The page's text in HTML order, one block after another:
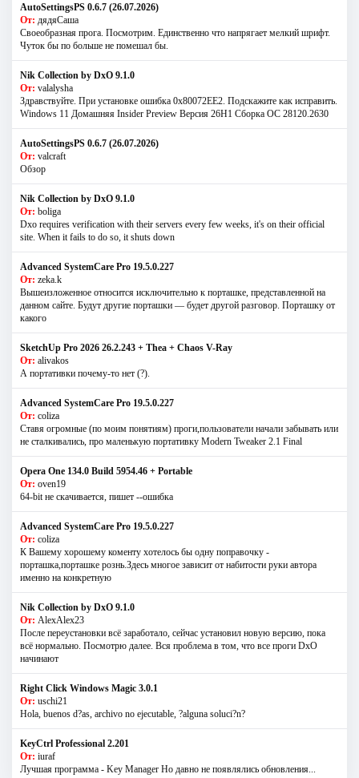
AutoSettingsPS 0.6.7 (26.07.2026)
От: дядяСаша
Своеобразная прога. Посмотрим. Единственно что напрягает мелкий шрифт.
Чуток бы по больше не помешал бы.
Nik Collection by DxO 9.1.0
От: valalysha
Здравствуйте. При установке ошибка 0х80072EE2. Подскажите как исправить.
Windows 11 Домашняя Insider Preview Версия 26H1 Сборка ОС 28120.2630
AutoSettingsPS 0.6.7 (26.07.2026)
От: valcraft
Обзор
Nik Collection by DxO 9.1.0
От: boliga
Dxo requires verification with their servers every few weeks, it's on their official
site. When it fails to do so, it shuts down
Advanced SystemCare Pro 19.5.0.227
От: zeka.k
Вышеизложенное относится исключительно к порташке, представленной на
данном сайте. Будут другие порташки — будет другой разговор. Порташку от
какого
SketchUp Pro 2026 26.2.243 + Thea + Chaos V-Ray
От: alivakos
А портативки почему-то нет (?).
Advanced SystemCare Pro 19.5.0.227
От: coliza
Ставя огромные (по моим понятиям) проги,пользователи начали забывать или
не сталкивались, про маленькую портативку Modern Tweaker 2.1 Final
Opera One 134.0 Build 5954.46 + Portable
От: oven19
64-bit не скачивается, пишет --ошибка
Advanced SystemCare Pro 19.5.0.227
От: coliza
К Вашему хорошему коменту хотелось бы одну поправочку -
порташка,порташке рознь.Здесь многое зависит от набитости руки автора
именно на конкретную
Nik Collection by DxO 9.1.0
От: AlexAlex23
После переустановки всё заработало, сейчас установил новую версию, пока
всё нормально. Посмотрю далее. Вся проблема в том, что все проги DxO
начинают
Right Click Windows Magic 3.0.1
От: uschi21
Hola, buenos d?as, archivo no ejecutable, ?alguna soluci?n?
KeyCtrl Professional 2.201
От: iuraf
Лучшая программа - Key Manager Но давно не появлялись обновления...